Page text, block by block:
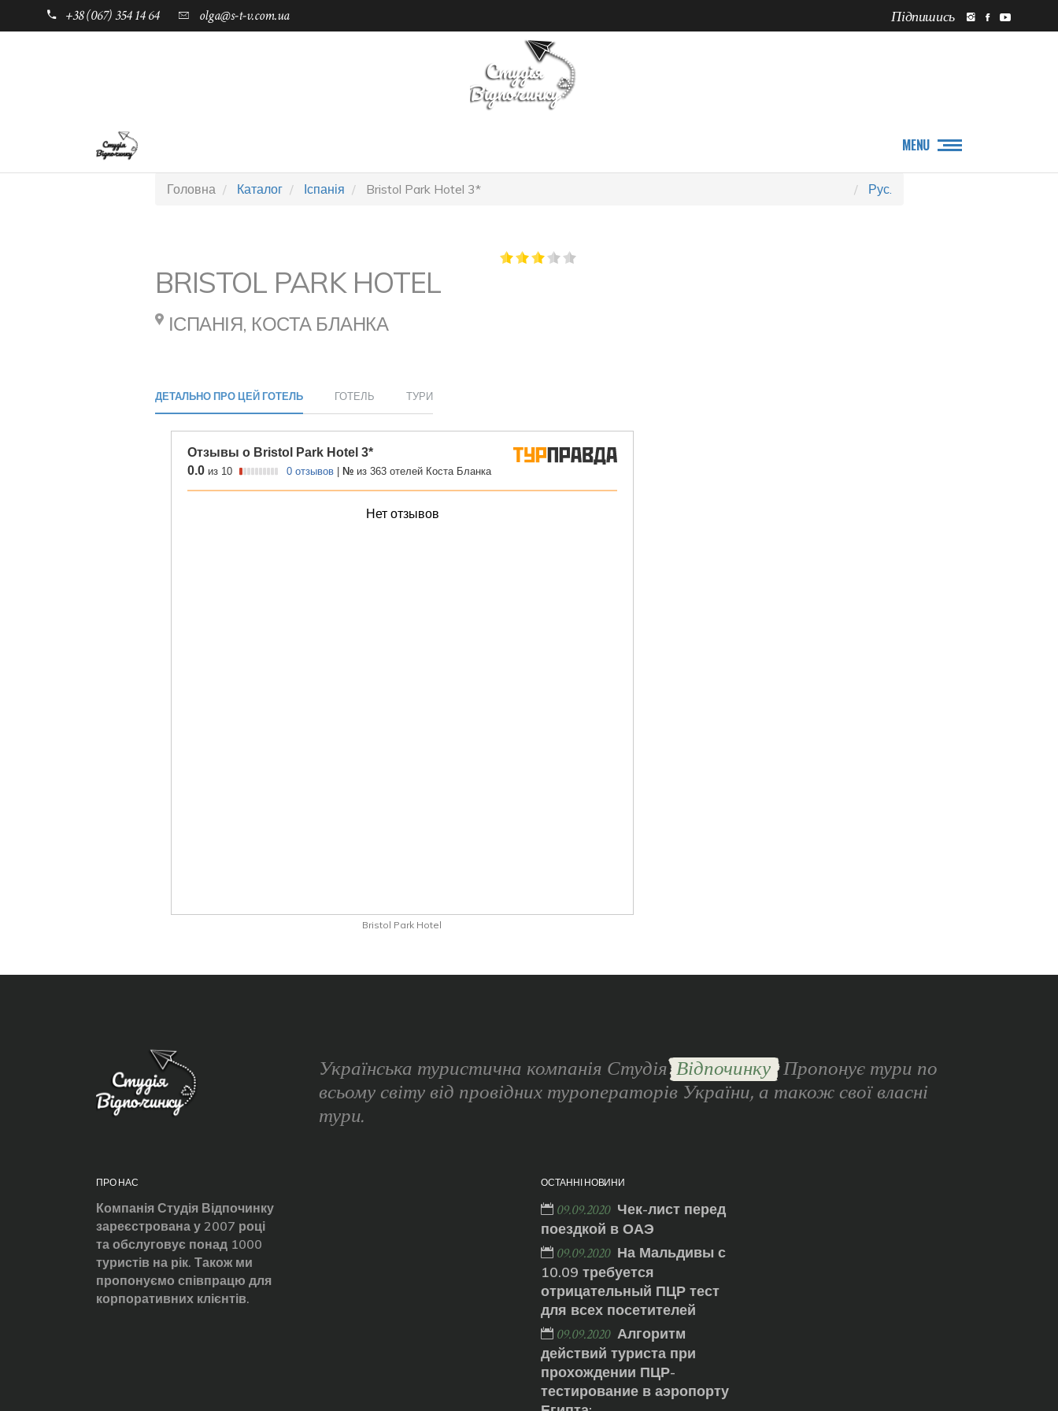
+38 (067) 354 14 64 olga@s-t-v.com.ua Підпишись
MENU
Головна Каталог Іспанія Bristol Park Hotel 3* Рус.
BRISTOL PARK HOTEL
ІСПАНІЯ, КОСТА БЛАНКА
ДЕТАЛЬНО ПРО ЦЕЙ ГОТЕЛЬ ГОТЕЛЬ ТУРИ
Bristol Park Hotel
Українська туристична компанія СтудіяВідпочинку Пропонує тури по
всьому світу від провідних туроператорів України, а також свої власні
тури.
ПРО НАС
Компанія Студія Відпочинку
зареєстрована у 2007 році
та обслуговує понад 1000
туристів на рік. Також ми
пропонуємо співпрацю для
корпоративних клієнтів.
ОСТАННІ НОВИНИ
09.09.2020 Чек-лист перед
поездкой в ОАЭ
09.09.2020 На Мальдивы с
10.09 требуется
отрицательный ПЦР тест
для всех посетителей
09.09.2020 Алгоритм
действий туриста при
прохождении ПЦР-
тестирование в аэропорту